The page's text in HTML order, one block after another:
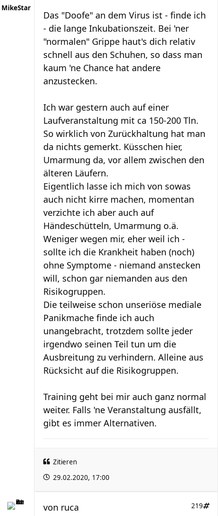
MikeStar
Das "Doofe" an dem Virus ist - finde ich
- die lange Inkubationszeit. Bei 'ner
"normalen" Grippe haut's dich relativ
schnell aus den Schuhen, so dass man
kaum 'ne Chance hat andere
anzustecken.
Ich war gestern auch auf einer
Laufveranstaltung mit ca 150-200 Tln.
So wirklich von Zurückhaltung hat man
da nichts gemerkt. Küsschen hier,
Umarmung da, vor allem zwischen den
älteren Läufern.
Eigentlich lasse ich mich von sowas
auch nicht kirre machen, momentan
verzichte ich aber auch auf
Händeschütteln, Umarmung o.ä.
Weniger wegen mir, eher weil ich -
sollte ich die Krankheit haben (noch)
ohne Symptome - niemand anstecken
will, schon gar niemanden aus den
Risikogruppen.
Die teilweise schon unseriöse mediale
Panikmache finde ich auch
unangebracht, trotzdem sollte jeder
irgendwo seinen Teil tun um die
Ausbreitung zu verhindern. Alleine aus
Rücksicht auf die Risikogruppen.
Training geht bei mir auch ganz normal
weiter. Falls 'ne Veranstaltung ausfällt,
gibt es immer Alternativen.
Zitieren
29.02.2020, 17:00
219
von ruca